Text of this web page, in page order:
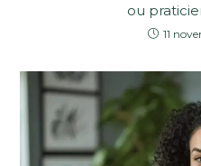
ou
11